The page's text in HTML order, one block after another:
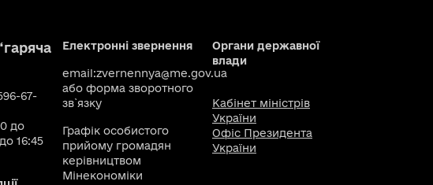
67-
до
16:45
Електронні звернення
email:zvernennya@me.gov.ua
або форма зворотного
зв`язку
Графік особистого
прийому громадян
керівництвом
Мінекономіки
Органи державної
влади
Кабінет міністрів
України
Офіс Президента
України